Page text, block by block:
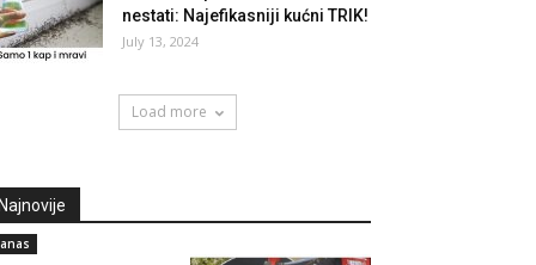
nestati: Najefikasniji kućni TRIK!
July 13, 2024
Load more